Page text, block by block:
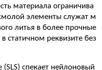
материала ограничива
элементы служат м
литья в более прочные
статичном реквизите без
спекает нейлоновый